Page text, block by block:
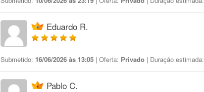
Eduardo R.
Submetido: 16/06/2026 às 13:05 | Oferta: Privado | Duração estimada:
Pablo C.